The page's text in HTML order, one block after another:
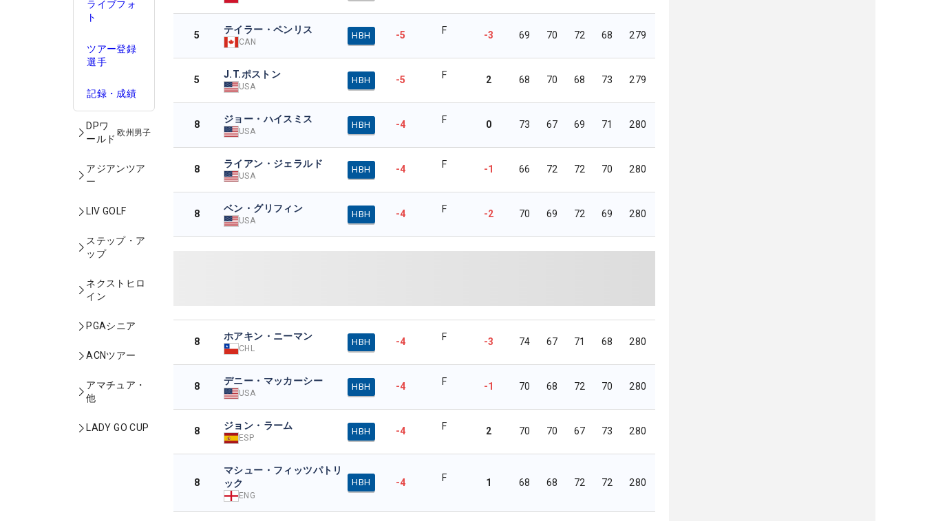
ライブフォ
ト
ツアー登録
選手
記録・成績
DPワ
ールド
欧州男子
アジアンツア
ー
LIV GOLF
ステップ・ア
ップ
ネクストヒロ
イン
PGAシニア
ACNツアー
アマチュア・
他
LADY GO CUP
5 テイラー・ペンリス
CAN
HBH -5 F -3 69 70 72 68 279
5 J.T.ポストン
USA
HBH -5 F 2 68 70 68 73 279
8 ジョー・ハイスミス
USA
HBH -4 F 0 73 67 69 71 280
8 ライアン・ジェラルド
USA
HBH -4 F -1 66 72 72 70 280
8 ベン・グリフィン
USA
HBH -4 F -2 70 69 72 69 280
8 ホアキン・ニーマン
CHL
HBH -4 F -3 74 67 71 68 280
8 デニー・マッカーシー
USA
HBH -4 F -1 70 68 72 70 280
8 ジョン・ラーム
ESP
HBH -4 F 2 70 70 67 73 280
8
マシュー・フィッツパトリ
ック
ENG
HBH -4 F 1 68 68 72 72 280